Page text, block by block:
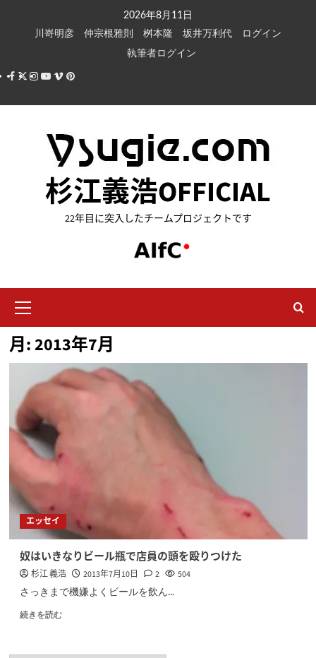
キ
2026年8月11日
川嵜明彦
仲宗根雅則 桝本隆 坂井万利代
ログイン
執筆者ログイン
Facebook
X Instagram
Youtube
VimeoPinterest
杉江義浩OFFICIAL
22年目に突入したチームプロジェクトです
イ
ン
メ
ー
月:2013年7月
エッセイ
奴はいきなりビール瓶で店員の頭を殴りつけた
杉江 義浩 2013年7月10日 2 504
さっきまで機嫌よくビールを飲ん...
続きを読む